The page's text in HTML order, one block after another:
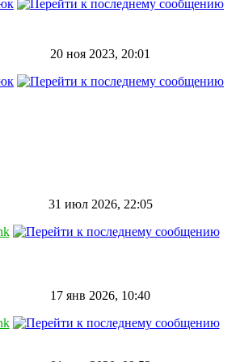
20 ноя 2023, 20:01
31 июл 2026, 22:05
17 янв 2026, 10:40